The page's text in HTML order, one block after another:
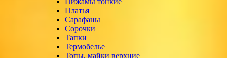
Платья
Сарафаны
Сорочки
Тапки
Термобелье
Топы, майки верхние